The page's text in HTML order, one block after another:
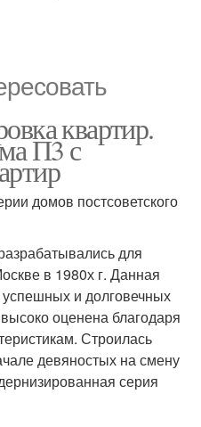
квартир.
П3 с
домов постсоветского
для
в 1980х г. Данная
и долговечных
оценена благодаря
Строилась
девяностых на смену
серия